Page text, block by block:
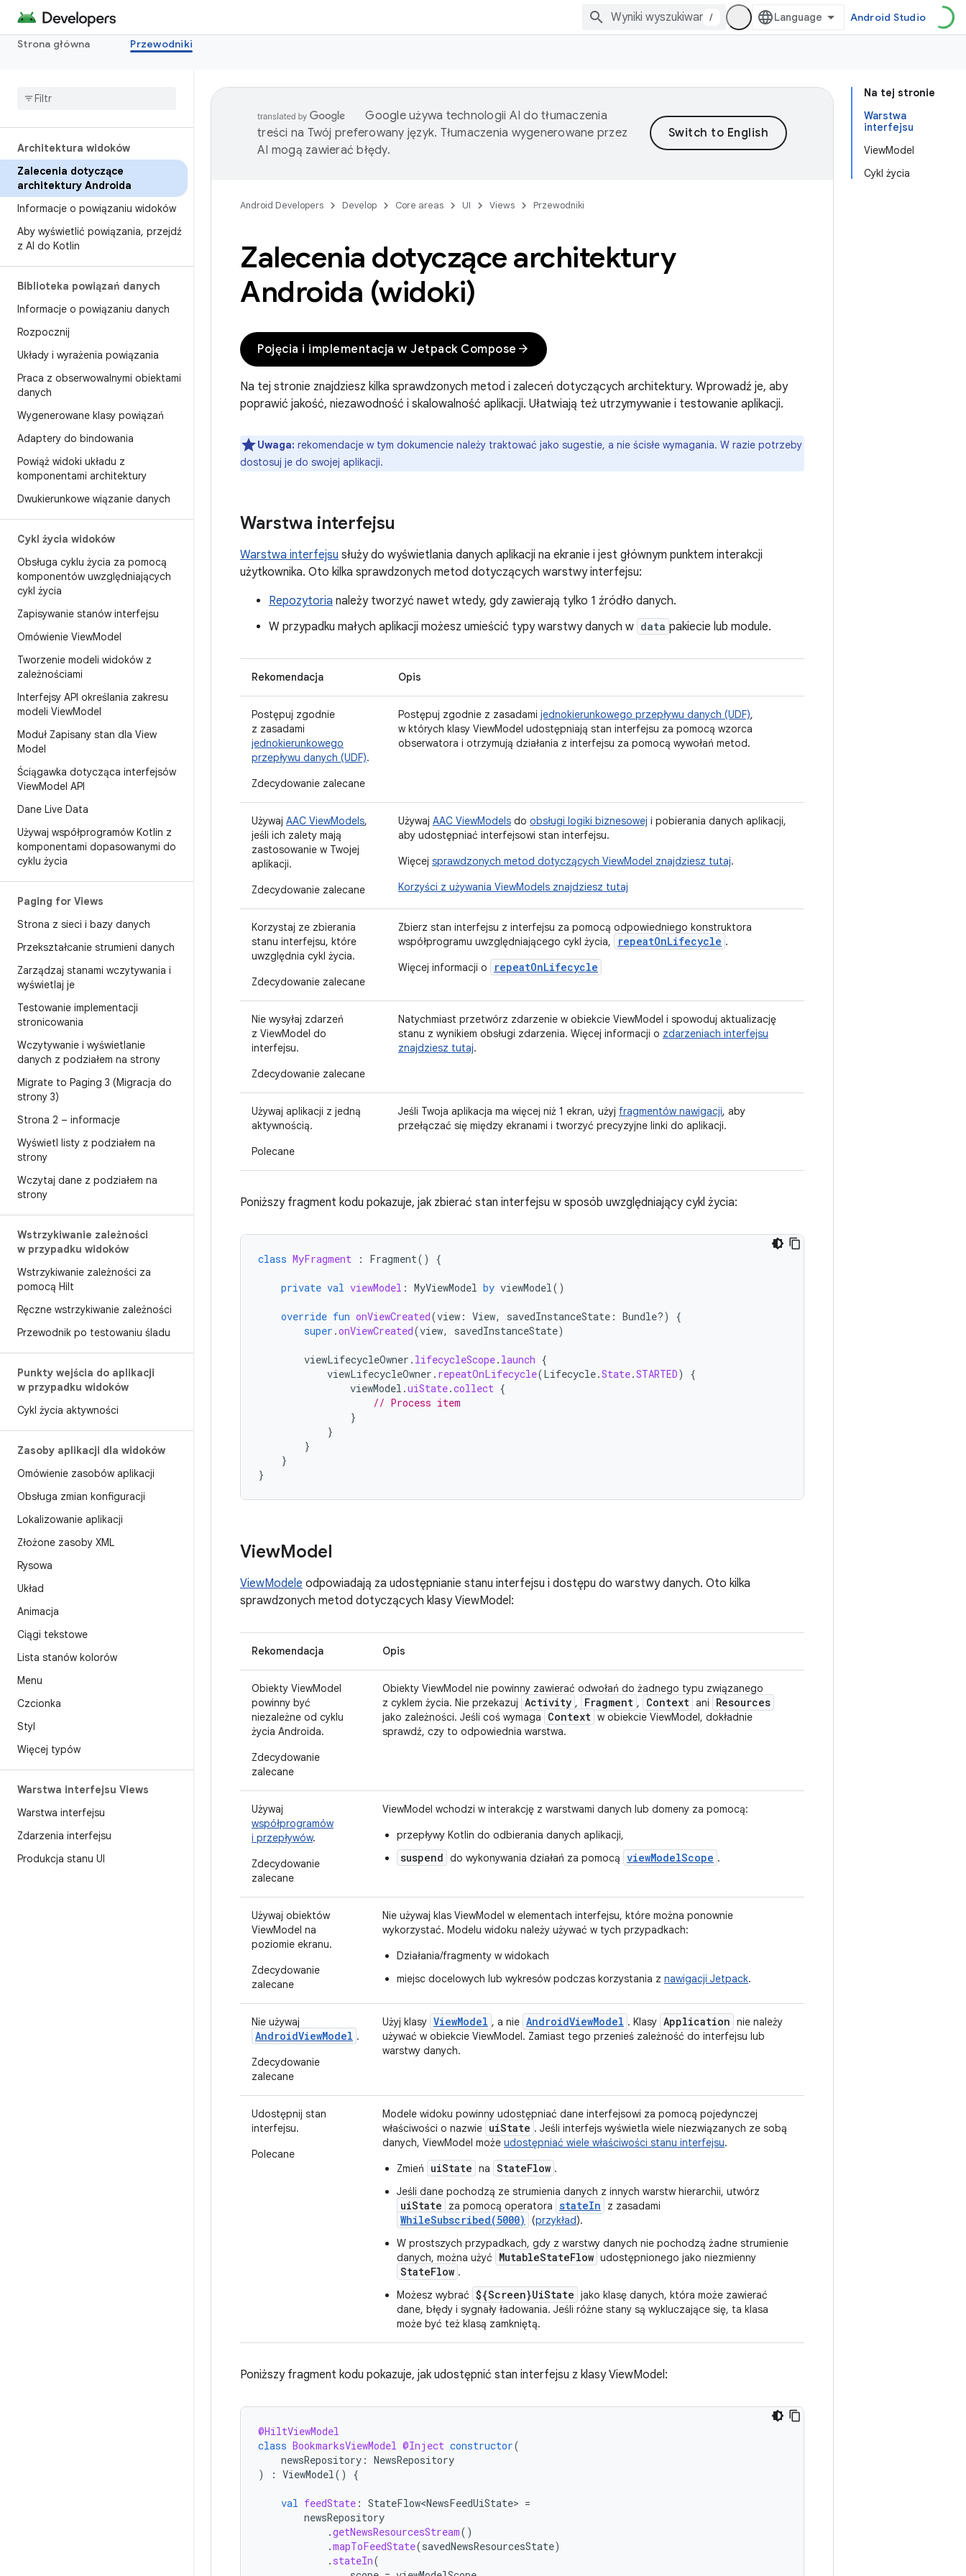
/ Android Studio
Strona główna Przewodniki
Architektura widoków
Zalecenia dotyczące
architektury Androida
Informacje o powiązaniu widoków
Aby wyświetlić powiązania, przejdź
z AI do Kotlin
Biblioteka powiązań danych
Informacje o powiązaniu danych
Rozpocznij
Układy i wyrażenia powiązania
Praca z obserwowalnymi obiektami
danych
Wygenerowane klasy powiązań
Adaptery do bindowania
Powiąż widoki układu z
komponentami architektury
Dwukierunkowe wiązanie danych
Cykl życia widoków
Obsługa cyklu życia za pomocą
komponentów uwzględniających
cykl życia
Zapisywanie stanów interfejsu
Omówienie ViewModel
Tworzenie modeli widoków z
zależnościami
Interfejsy API określania zakresu
modeli ViewModel
Moduł Zapisany stan dla View
Model
Ściągawka dotycząca interfejsów
ViewModel API
Dane Live Data
Używaj współprogramów Kotlin z
komponentami dopasowanymi do
cyklu życia
Paging for Views
Strona z sieci i bazy danych
Przekształcanie strumieni danych
Zarządzaj stanami wczytywania i
wyświetlaj je
Testowanie implementacji
stronicowania
Wczytywanie i wyświetlanie
danych z podziałem na strony
Migrate to Paging 3 (Migracja do
strony 3)
Strona 2 – informacje
Wyświetl listy z podziałem na
strony
Wczytaj dane z podziałem na
strony
Wstrzykiwanie zależności
w przypadku widoków
Wstrzykiwanie zależności za
pomocą Hilt
Ręczne wstrzykiwanie zależności
Przewodnik po testowaniu śladu
Punkty wejścia do aplikacji
w przypadku widoków
Cykl życia aktywności
Zasoby aplikacji dla widoków
Omówienie zasobów aplikacji
Obsługa zmian konfiguracji
Lokalizowanie aplikacji
Złożone zasoby XML
Rysowa
Układ
Animacja
Ciągi tekstowe
Lista stanów kolorów
Menu
Czcionka
Styl
Więcej typów
Warstwa interfejsu Views
Warstwa interfejsu
Zdarzenia interfejsu
Produkcja stanu UI
Na tej stronie
Warstwa
interfejsu
ViewModel
Cykl życia
Google używa technologii AI do tłumaczenia
treści na Twój preferowany język. Tłumaczenia wygenerowane przez
AI mogą zawierać błędy.
Android Developers Develop Core areas UI Views Przewodniki
Zalecenia dotyczące architektury
Androida (widoki)
Pojęcia i implementacja w Jetpack Compose arrow_forward
Na tej stronie znajdziesz kilka sprawdzonych metod i zaleceń dotyczących architektury. Wprowadź je, aby
poprawić jakość, niezawodność i skalowalność aplikacji. Ułatwiają też utrzymywanie i testowanie aplikacji.
Uwaga: rekomendacje w tym dokumencie należy traktować jako sugestie, a nie ścisłe wymagania. W razie potrzeby
dostosuj je do swojej aplikacji.
Warstwa interfejsu
Warstwa interfejsu służy do wyświetlania danych aplikacji na ekranie i jest głównym punktem interakcji
użytkownika. Oto kilka sprawdzonych metod dotyczących warstwy interfejsu:
Repozytoria należy tworzyć nawet wtedy, gdy zawierają tylko 1 źródło danych.
W przypadku małych aplikacji możesz umieścić typy warstwy danych w data pakiecie lub module.
Rekomendacja Opis
Postępuj zgodnie
z zasadami
jednokierunkowego
przepływu danych (UDF).
Zdecydowanie zalecane
Postępuj zgodnie z zasadami jednokierunkowego przepływu danych (UDF),
w których klasy ViewModel udostępniają stan interfejsu za pomocą wzorca
obserwatora i otrzymują działania z interfejsu za pomocą wywołań metod.
Używaj AAC ViewModels,
jeśli ich zalety mają
zastosowanie w Twojej
aplikacji.
Zdecydowanie zalecane
Używaj AAC ViewModels do obsługi logiki biznesowej i pobierania danych aplikacji,
aby udostępniać interfejsowi stan interfejsu.
Więcej sprawdzonych metod dotyczących ViewModel znajdziesz tutaj.
Korzyści z używania ViewModels znajdziesz tutaj
Korzystaj ze zbierania
stanu interfejsu, które
uwzględnia cykl życia.
Zdecydowanie zalecane
Zbierz stan interfejsu z interfejsu za pomocą odpowiedniego konstruktora
współprogramu uwzględniającego cykl życia,
repeatOnLifecycle .
Więcej informacji o
repeatOnLifecycle
Nie wysyłaj zdarzeń
z ViewModel do
interfejsu.
Zdecydowanie zalecane
Natychmiast przetwórz zdarzenie w obiekcie ViewModel i spowoduj aktualizację
stanu z wynikiem obsługi zdarzenia. Więcej informacji o zdarzeniach interfejsu
znajdziesz tutaj.
Używaj aplikacji z jedną
aktywnością.
Polecane
Jeśli Twoja aplikacja ma więcej niż 1 ekran, użyj fragmentów nawigacji, aby
przełączać się między ekranami i tworzyć precyzyjne linki do aplikacji.
Poniższy fragment kodu pokazuje, jak zbierać stan interfejsu w sposób uwzględniający cykl życia:
class MyFragment : Fragment() {
private val viewModel : MyViewModel by viewModel()
override fun onViewCreated(view : View, savedInstanceState : Bundle?)
{
super .onViewCreated(view, savedInstanceState)
viewLifecycleOwner . lifecycleScope. launch {
viewLifecycleOwner . repeatOnLifecycle(Lifecycle.State.STARTED)
{
viewModel .uiState.collect {
// Process item
}
}
}
}
}
ViewModel
ViewModele odpowiadają za udostępnianie stanu interfejsu i dostępu do warstwy danych. Oto kilka
sprawdzonych metod dotyczących klasy ViewModel:
Rekomendacja Opis
Obiekty ViewModel
powinny być
niezależne od cyklu
życia Androida.
Zdecydowanie
zalecane
Obiekty ViewModel nie powinny zawierać odwołań do żadnego typu związanego
z cyklem życia. Nie przekazuj Activity , Fragment , Context ani Resources
jako zależności. Jeśli coś wymaga Context w obiekcie ViewModel, dokładnie
sprawdź, czy to odpowiednia warstwa.
Używaj
współprogramów
i przepływów.
Zdecydowanie
zalecane
ViewModel wchodzi w interakcję z warstwami danych lub domeny za pomocą:
przepływy Kotlin do odbierania danych aplikacji,
suspend do wykonywania działań za pomocą viewModelScope .
Używaj obiektów
ViewModel na
poziomie ekranu.
Zdecydowanie
zalecane
Nie używaj klas ViewModel w elementach interfejsu, które można ponownie
wykorzystać. Modelu widoku należy używać w tych przypadkach:
Działania/fragmenty w widokach
miejsc docelowych lub wykresów podczas korzystania z nawigacji Jetpack.
Nie używaj
AndroidViewModel .
Zdecydowanie
zalecane
Użyj klasy ViewModel , a nie AndroidViewModel . Klasy Application nie należy
używać w obiekcie ViewModel. Zamiast tego przenieś zależność do interfejsu lub
warstwy danych.
Udostępnij stan
interfejsu.
Polecane
Modele widoku powinny udostępniać dane interfejsowi za pomocą pojedynczej
właściwości o nazwie uiState . Jeśli interfejs wyświetla wiele niezwiązanych ze sobą
danych, ViewModel może udostępniać wiele właściwości stanu interfejsu.
Zmień
uiState na StateFlow .
Jeśli dane pochodzą ze strumienia danych z innych warstw hierarchii, utwórz
uiState za pomocą operatora stateIn z zasadami
WhileSubscribed(5000) (przykład).
W prostszych przypadkach, gdy z warstwy danych nie pochodzą żadne strumienie
danych, można użyć
MutableStateFlow udostępnionego jako niezmienny
StateFlow .
Możesz wybrać ${Screen}UiState jako klasę danych, która może zawierać
dane, błędy i sygnały ładowania. Jeśli różne stany są wykluczające się, ta klasa
może być też klasą zamkniętą.
Poniższy fragment kodu pokazuje, jak udostępnić stan interfejsu z klasy ViewModel:
@HiltViewModel
class BookmarksViewModel @Inject constructor(
newsRepository : NewsRepository
)
: ViewModel() {
val feedState : StateFlow<NewsFeedUiState> =
newsRepository
.getNewsResourcesStream()
.mapToFeedState(savedNewsResourcesState)
. stateIn(